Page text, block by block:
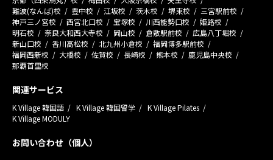
難波(なんば)校
豊中校 江坂校 茨木校 堺東校
三宮駅前校
神戸三ノ宮校
西宮北口校 宝塚校 川西能勢口校
姫路校
明石校
奈良大和西大寺校 岡山校 倉敷駅前校
広島八丁堀校
新山口校
香川高松校 北九州小倉校
福岡博多駅前校
福岡西新校
大橋校 佐賀校 長崎校 熊本校
鹿児島中央校
那覇首里校
関連サービス
K Village 韓国語 K Village 韓国留学
K Village Pilates
K Village MODULY
お問い合わせ（個人）